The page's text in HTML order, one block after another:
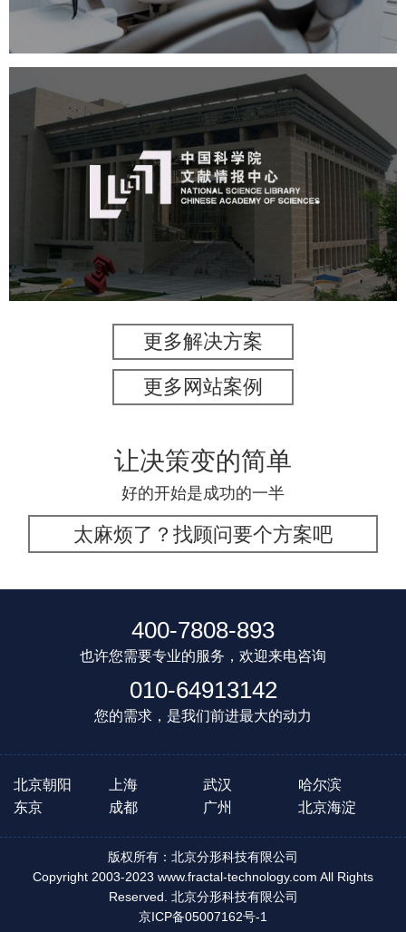
产品展厅设计
博物馆展厅设计 数字博物馆建设
中国科学院文献情报中心
网站建设 虚拟展厅
数字博物馆建设
展厅空间设计
产品展厅设计
更多解决方案
更多网站案例
让决策变的简单
好的开始是成功的一半
太麻烦了？找顾问要个方案吧
400-7808-893
也许您需要专业的服务，欢迎来电咨询
010-64913142
您的需求，是我们前进最大的动力
北京朝阳 上海 武汉
哈尔滨
东京
成都 广州 北京海淀
版权所有：北京分形科技有限公司
Copyright 2003-2023 www.fractal-technology.com All Rights
Reserved. 北京分形科技有限公司
京ICP备05007162号-1